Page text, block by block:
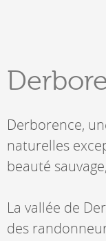
Derborence,
naturelles
beauté
La vallée de
des